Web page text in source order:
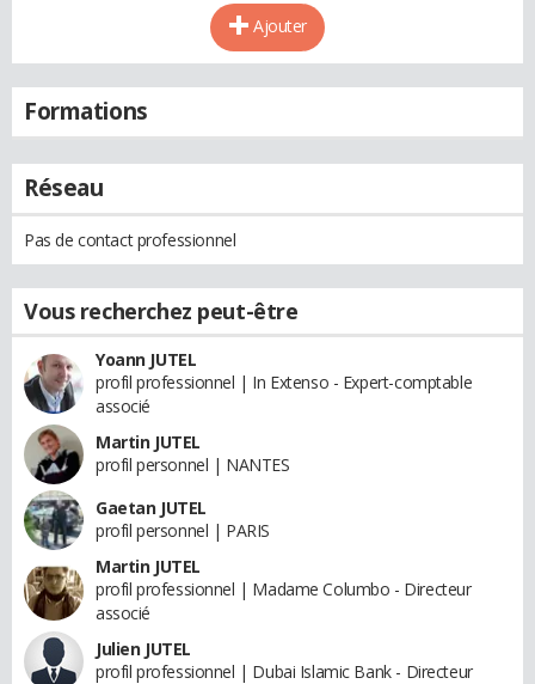
Ajouter
Formations
Réseau
Pas de contact professionnel
Vous recherchez peut-être
Yoann JUTEL
profil professionnel | In Extenso - Expert-comptable
associé
Martin JUTEL
profil personnel | NANTES
Gaetan JUTEL
profil personnel | PARIS
Martin JUTEL
profil professionnel | Madame Columbo - Directeur
associé
Julien JUTEL
profil professionnel | Dubai Islamic Bank - Directeur